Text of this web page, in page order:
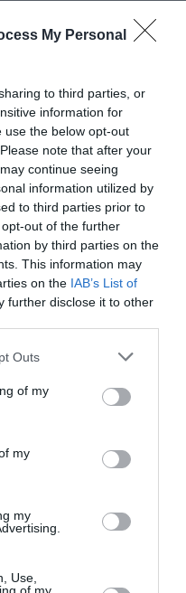
My Personal
to third parties, or
information for
use the below opt-out
note that after your
continue seeing
information utilized by
to third parties prior to
out of the further
by third parties on the
This information may
on the IAB’s List of
further disclose it to other
Outs
of my
my
my
Use,
dell’asilo non è
ricevano la
programmi dei
e
un programma di
i Rifugiati chiede
con la prossima
obiettivi:
sull’asilo che
10 della
di un programma
d’asilo più snella,
burocratici e di